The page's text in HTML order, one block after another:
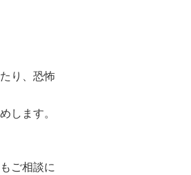
り、恐怖
します。
ご相談に